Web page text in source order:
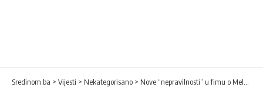
Sredinom.ba > Vijesti > Nekategorisano > Nove “nepravilnosti” u fimu o Melaniji Trump